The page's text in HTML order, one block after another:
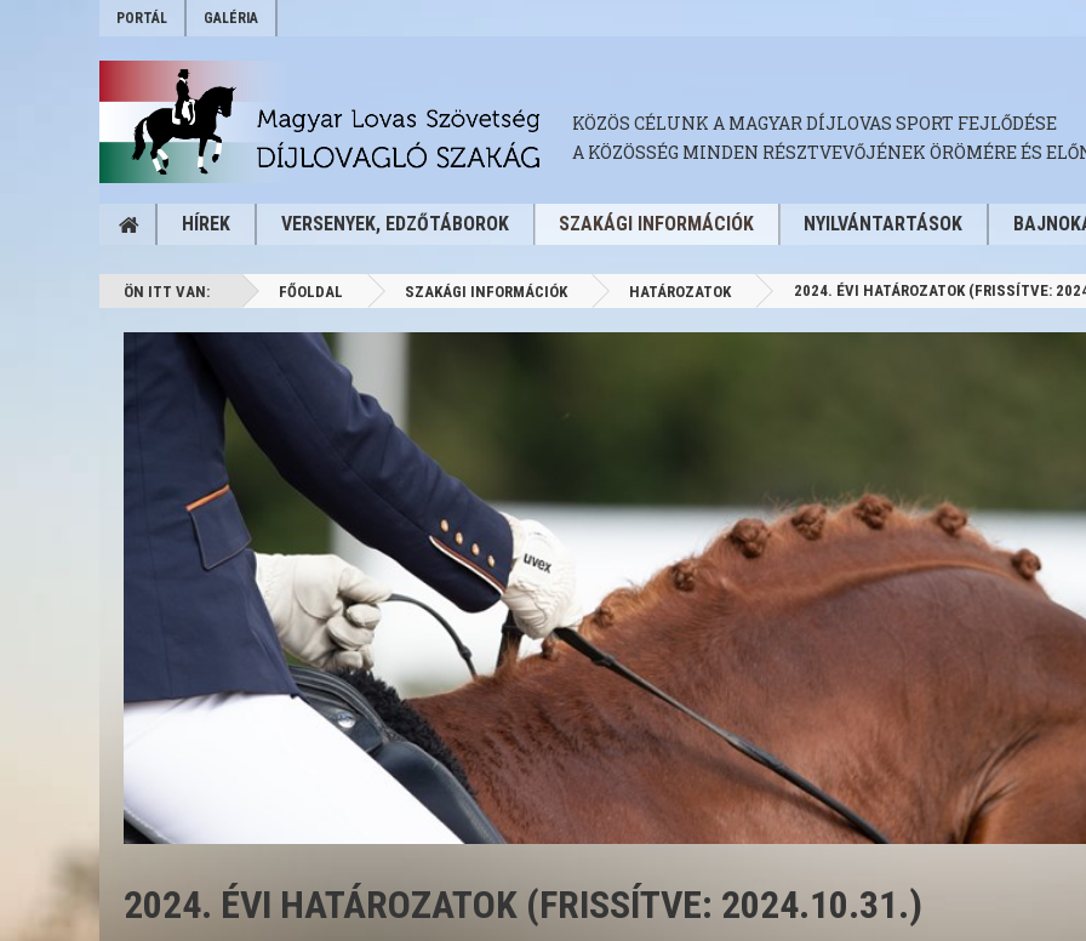
PORTÁL GALÉRIA
KÖZÖS CÉLUNK A MAGYAR DÍJLOVAS SPORT FEJLŐDÉSE
A KÖZÖSSÉG MINDEN RÉSZTVEVŐJÉNEK ÖRÖMÉRE ÉS
HÍREK VERSENYEK, EDZŐTÁBOROK SZAKÁGI INFORMÁCIÓK NYILVÁNTARTÁSOK
ÖN ITT VAN: FŐOLDAL SZAKÁGI INFORMÁCIÓK HATÁROZATOK 2024. ÉVI HATÁROZATOK (FRISSÍTVE:
2024. ÉVI HATÁROZATOK (FRISSÍTVE: 2024.10.31.)